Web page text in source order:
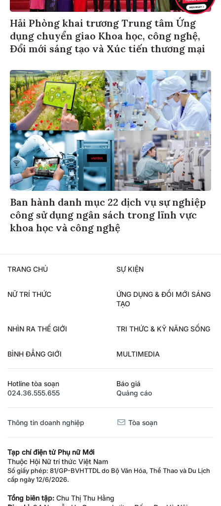
Hải Phòng khai trương Trung tâm Ứng
dụng chuyển giao Khoa học, công nghệ,
Đổi mới sáng tạo và Xúc tiến thương mại
Ban hành danh mục 22 dịch vụ sự nghiệp
công sử dụng ngân sách trong lĩnh vực
khoa học và công nghệ
TRANG CHỦ SỰ KIỆN
NỮ TRÍ THỨC
ỨNG DỤNG & ĐỔI MỚI SÁNG
TẠO
NHÌN RA THẾ GIỚI TRI THỨC & KỸ NĂNG SỐNG
BÌNH ĐẲNG GIỚI MULTIMEDIA
Hotline tòa soạn
024.36.555.655
Báo giá
Quảng cáo
Thông tin doanh nghiệp Tòa soạn
Tạp chí điện tử Phụ nữ Mới
Thuộc Hội Nữ trí thức Việt Nam
Số giấy phép: 81/GP-BVHTTDL do Bộ Văn Hóa, Thể Thao và Du Lịch
cấp ngày 12/6/2026.
Tổng biên tập: Chu Thị Thu Hằng